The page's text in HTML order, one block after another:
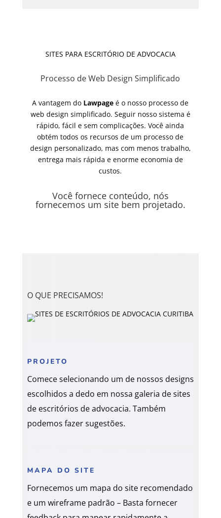
SITES PARA ESCRITÓRIO DE ADVOCACIA
Processo de Web Design Simplificado
A vantagem do Lawpage é o nosso processo de
web design simplificado. Seguir nosso sistema é
rápido, fácil e sem complicações.Você ainda
obtém todos os recursos de um processo de
design personalizado, mas com menos trabalho,
entrega mais rápida e enorme economia de
custos.
Você fornece conteúdo, nós
fornecemos um site bem projetado.
O QUE PRECISAMOS!
PROJETO
Comece selecionando um de nossos designs
escolhidos a dedo em nossa galeria de sites
de escritórios de advocacia. Também
podemos fazer sugestões.
MAPA DO SITE
Fornecemos um mapa do site recomendado
e um wireframe padrão – Basta fornecer